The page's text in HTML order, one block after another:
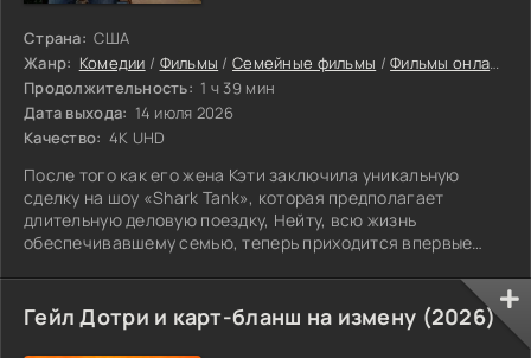
Страна: США
Жанр: Комедии / Фильмы /Семейные фильмы /Фильмы онлайн
Продолжительность: 1 ч 39 мин
Дата выхода: 14 июля 2026
Качество: 4K UHD
После того как его жена Кэти заключила уникальную
сделку на шоу «Shark Tank», которая предполагает
длительную деловую поездку, Нейту, всю жизнь
обеспечивавшему семью, теперь приходится впервые
Гейл Дотри и карт-бланш на измену (2026)